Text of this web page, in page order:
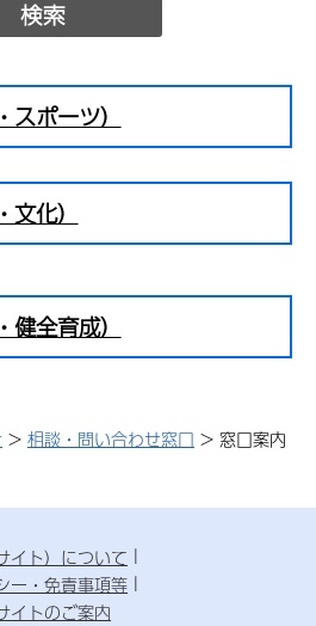
ポーツ）
化）
全育成）
> 相談・問い合わせ窓口 > 窓口案内
イト）について
ー・免責事項等
イトのご案内